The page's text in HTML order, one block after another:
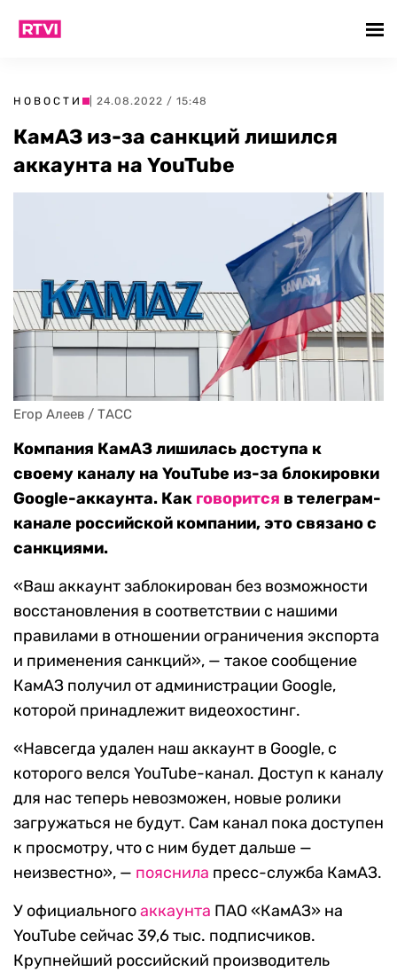
НОВОСТИ | 24.08.2022 / 15:48
КамАЗ из-за санкций лишился
аккаунта на YouTube
Егор Алеев / ТАСС
Компания КамАЗ лишилась доступа к
своему каналу на YouTube из-за блокировки
Google-аккаунта. Как говорится в телеграм-
канале российской компании, это связано с
санкциями.
«Ваш аккаунт заблокирован без возможности
восстановления в соответствии с нашими
правилами в отношении ограничения экспорта
и применения санкций», — такое сообщение
КамАЗ получил от администрации Google,
которой принадлежит видеохостинг.
«Навсегда удален наш аккаунт в Google, с
которого велся YouTube-канал. Доступ к каналу
для нас теперь невозможен, новые ролики
загружаться не будут. Сам канал пока доступен
к просмотру, что с ним будет дальше —
неизвестно», — пояснила пресс-служба КамАЗ.
У официальногоаккаунта ПАО «КамАЗ» на
YouTube сейчас 39,6 тыс. подписчиков.
Крупнейший российский производитель